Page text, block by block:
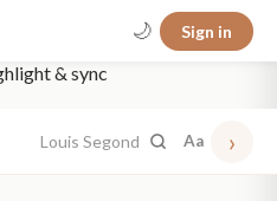
🌙 Sign in
& sync
Louis Segond Aa ›